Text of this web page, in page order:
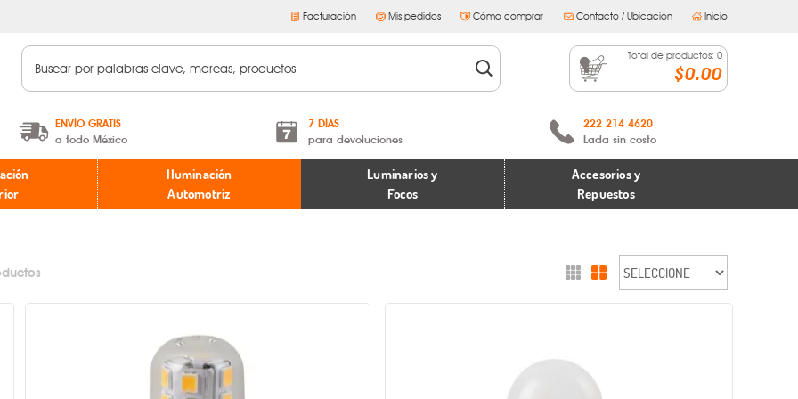
Facturación Mis pedidos Cómo comprar Contacto / Ubicación Inicio
Total de productos: 0
$0.00
ENVÍO GRATIS
a todo México
A partir de $599 MXN.
* Aplican restricciones
7 DÍAS
para devoluciones
Términos y condiciones
Políticas de devoluciones
222 214 4620
Lada sin costo
Iluminación
Automotriz
Luminarios y
Focos
Accesorios y
Repuestos